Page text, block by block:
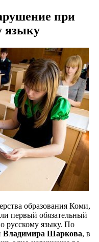
при
языку
образования Коми,
первый обязательный
русскому языку. По
Владимира Шаркова, в